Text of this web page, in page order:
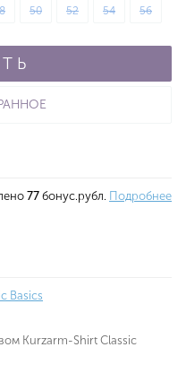
50 52 54 56
77 бонус.рубл. Подробнее
Basics
Kurzarm-Shirt Classic